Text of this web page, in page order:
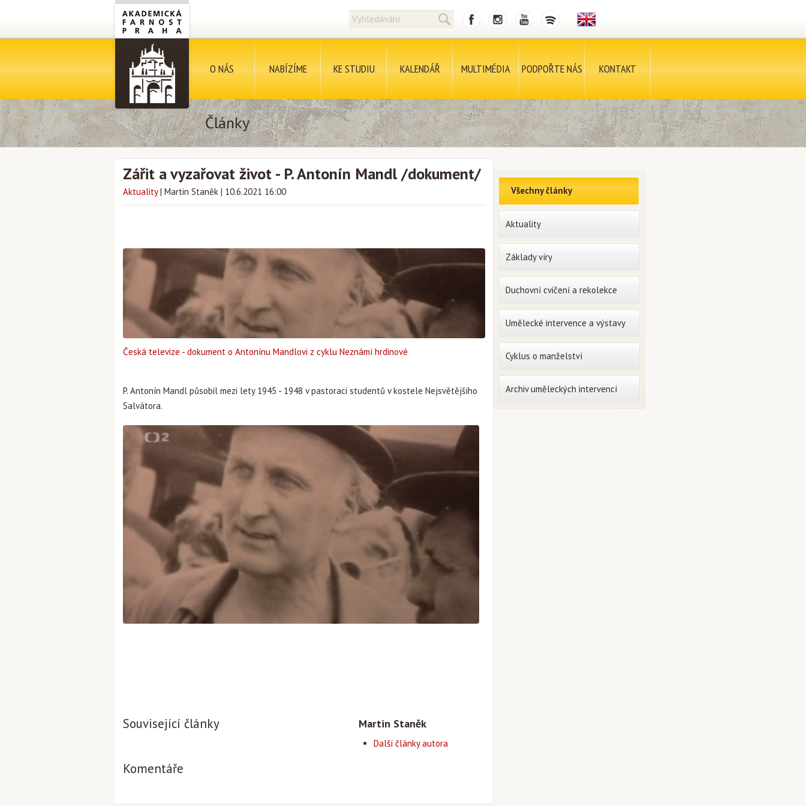
O NÁS NABÍZÍME KE STUDIU KALENDÁŘ MULTIMÉDIA PODPOŘTE NÁS KONTAKT
Články
Zářit a vyzařovat život - P. Antonín Mandl /dokument/
Aktuality | Martin Staněk | 10.6.2021 16:00
Česká televize - dokument o Antonínu Mandlovi z cyklu Neznámí hrdinové
P. Antonín Mandl působil mezi lety 1945 - 1948 v pastoraci studentů v kostele Nejsvětějšího
Salvátora.
Související články Martin Staněk
Další články autora
Komentáře
Všechny články
Aktuality
Základy víry
Duchovní cvičení a rekolekce
Umělecké intervence a výstavy
Cyklus o manželství
Archiv uměleckých intervencí